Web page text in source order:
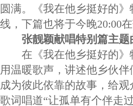
圆满。《我在他乡挺好的
线，下篇也将于今晚20:00
张靓颖献唱特别篇主
在《我在他乡挺好的》
用温暖歌声，讲述他乡伙
成为彼此依靠的故事，给
歌词唱道“让孤单有个伴走